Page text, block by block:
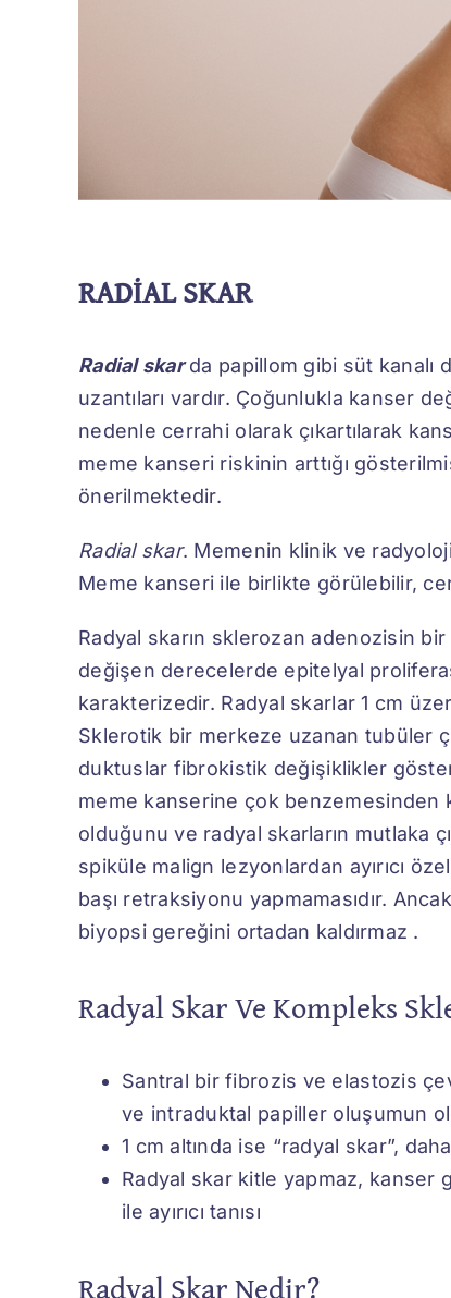
RADİAL SKAR
Radial skarda papillom gibi süt kanalı
uzantıları vardır. Çoğunlukla kanser
nedenle cerrahi olarak çıkartılarak
meme kanseri riskinin arttığı
önerilmektedir.
Radial skar. Memenin klinik ve
Meme kanseri ile birlikte görülebilir,
Radyal skarın sklerozan adenozisin
değişen derecelerde epitelyal
karakterizedir. Radyal skarlar 1 cm
Sklerotik bir merkeze uzanan tubüler
duktuslar fibrokistik değişiklikler
meme kanserine çok benzemesinden
olduğunu ve radyal skarların mutlaka
spiküle malign lezyonlardan ayırıcı
başı retraksiyonu yapmamasıdır.
biyopsi gereğini ortadan kaldırmaz .
Radyal Skar Ve Kompleks
Santral bir fibrozis ve elastozis
ve intraduktal papiller oluşumun
1 cm altında ise “radyal skar”,
Radyal skar kitle yapmaz, kanser
ile ayırıcı tanısı
Radyal Skar Nedir?